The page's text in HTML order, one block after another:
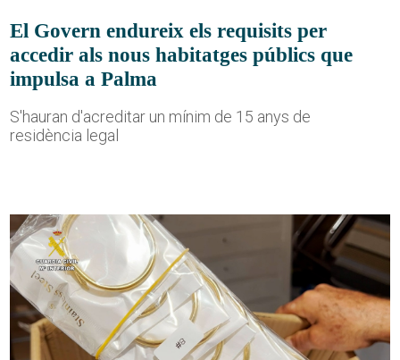
El Govern endureix els requisits per
accedir als nous habitatges públics que
impulsa a Palma
S'hauran d'acreditar un mínim de 15 anys de
residència legal